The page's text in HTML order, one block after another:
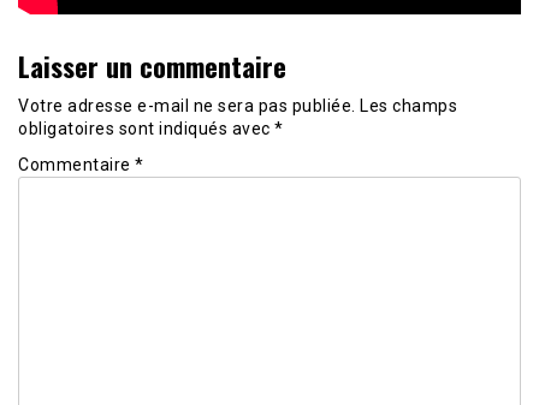
Laisser un commentaire
Votre adresse e-mail ne sera pas publiée.
Les champs
obligatoires sont indiqués avec *
Commentaire *